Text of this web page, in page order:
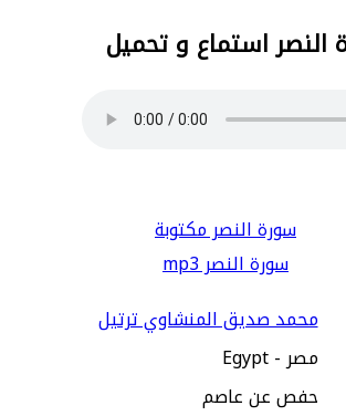
النصر استماع و تحميل
سورة النصر مكتوبة
سورة النصر mp3
محمد صديق المنشاوي ترتيل
مصر - Egypt
حفص عن عاصم